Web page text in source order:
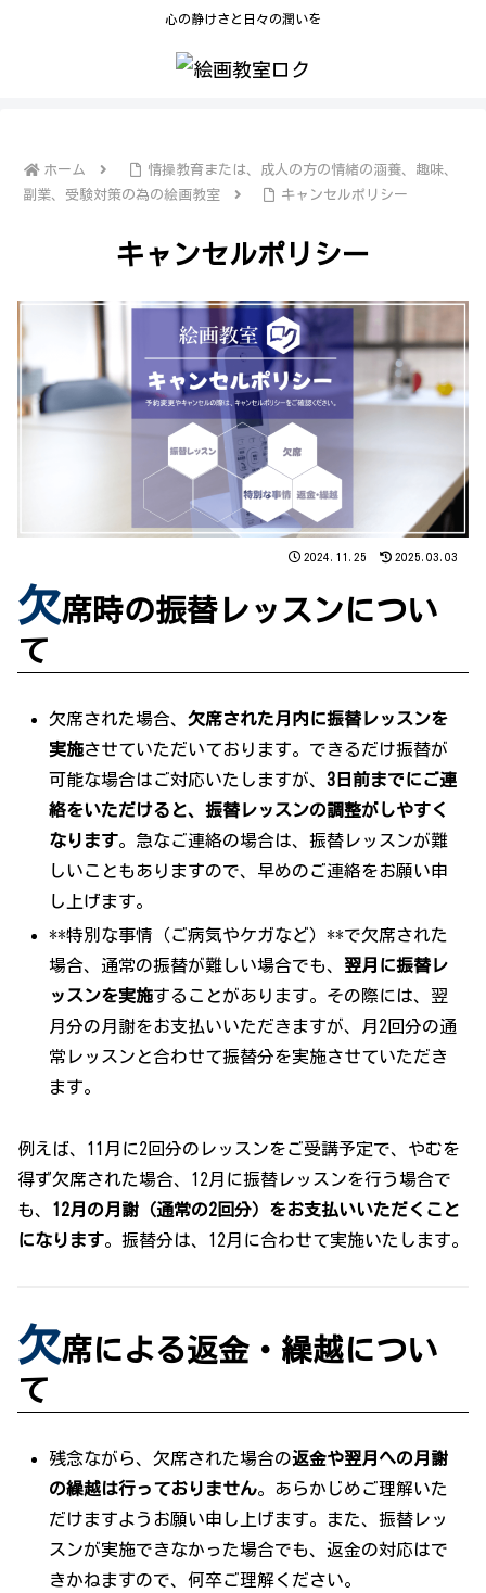
心の静けさと日々の潤いを
ホーム
情操教育または、成人の方の情緒の涵養、趣味、
副業、受験対策の為の絵画教室
キャンセルポリシー
キャンセルポリシー
2024.11.25 2025.03.03
欠席時の振替レッスンについ
て
欠席された場合、欠席された月内に振替レッスンを
実施させていただいております。できるだけ振替が
可能な場合はご対応いたしますが、3日前までにご連
絡をいただけると、振替レッスンの調整がしやすく
なります。急なご連絡の場合は、振替レッスンが難
しいこともありますので、早めのご連絡をお願い申
し上げます。
**特別な事情（ご病気やケガなど）**で欠席された
場合、通常の振替が難しい場合でも、 翌月に振替レ
ッスンを実施することがあります。その際には、翌
月分の月謝をお支払いいただきますが、月2回分の通
常レッスンと合わせて振替分を実施させていただき
ます。
例えば、11月に2回分のレッスンをご受講予定で、やむを
得ず欠席された場合、12月に振替レッスンを行う場合で
も、 12月の月謝（通常の2回分）をお支払いいただくこと
になります。振替分は、12月に合わせて実施いたします。
欠席による返金・繰越につい
て
残念ながら、欠席された場合の返金や翌月への月謝
の繰越は行っておりません。あらかじめご理解いた
だけますようお願い申し上げます。また、振替レッ
スンが実施できなかった場合でも、返金の対応はで
きかねますので、何卒ご理解ください。